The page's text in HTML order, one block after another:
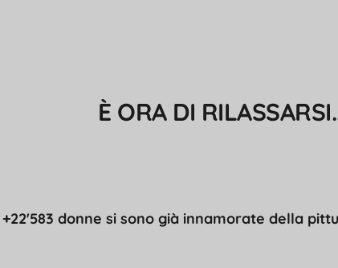
È ORA DI
+22'583 donne si sono già innamorate della